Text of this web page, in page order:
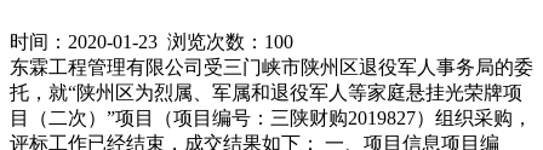
时间：2020-01-23 浏览次数：100
东霖工程管理有限公司受三门峡市陕州区退役军人事务局的委
托，就“陕州区为烈属、军属和退役军人等家庭悬挂光荣牌项
目（二次）”项目（项目编号：三陕财购2019827）组织采购，
评标工作已经结束，成交结果如下： 一、项目信息项目编